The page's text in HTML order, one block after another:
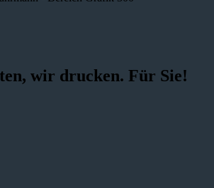
wir drucken. Für Sie!